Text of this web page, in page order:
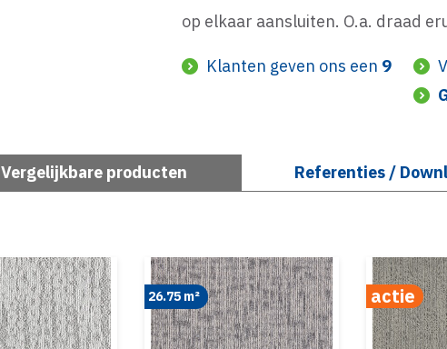
op elkaar aansluiten. O.a. draad
Klanten geven ons een 9
Vergelijkbare producten Referenties /
26.75 m² actie